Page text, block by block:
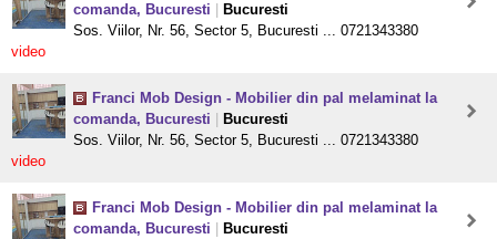
comanda, Bucuresti
Bucuresti
Sos. Viilor, Nr. 56, Sector 5, Bucuresti ... 0721343380
video
Franci Mob Design - Mobilier din pal melaminat la
comanda, Bucuresti
Bucuresti
Sos. Viilor, Nr. 56, Sector 5, Bucuresti ... 0721343380
video
Franci Mob Design - Mobilier din pal melaminat la
comanda, Bucuresti
Bucuresti